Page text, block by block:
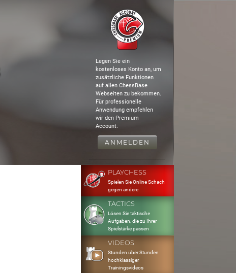
Legen Sie ein
kostenloses Konto an, um
zusätzliche Funktionen
auf allen ChessBase
Webseiten zu bekommen.
Für professionelle
Anwendung empfehlen
wir den Premium
Account.
ANMELDEN
PLAYCHESS
Spielen Sie Online Schach
gegen andere
TACTICS
Lösen Sie taktische
Aufgaben, die zu Ihrer
Spielstärke passen
VIDEOS
Stunden über Stunden
hochklassiger
Trainingsvideos